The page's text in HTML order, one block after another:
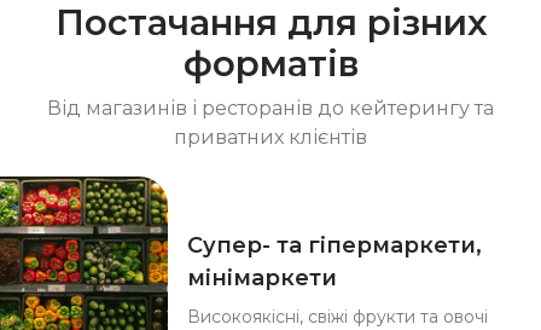
Постачання для різних
форматів
Від магазинів і ресторанів до кейтерингу та
приватних клієнтів
Супер- та гіпермаркети,
мінімаркети
Високоякісні, свіжі фрукти та овочі